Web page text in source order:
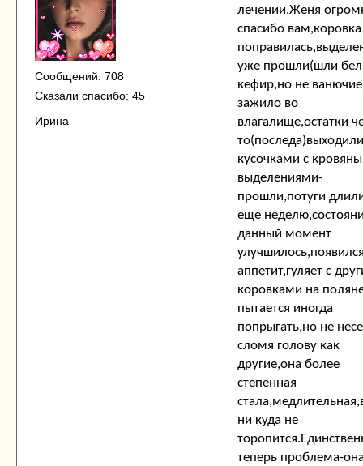
Сообщений: 708
Сказали спасибо: 45
Ирина
лечении.Женя
спасибо
уже прошли(шли
кефир,но не
зажило во
влагалище,остатки
то(последа)выходили
кусочками с
выделениями-
прошли,потуги
еще
данный момент
аппетит,гуляет с
коровками на
пытается иногда
попрыгать,но не
сломя голову как
другие,она более
степенная
ни куда не
теперь проблема-